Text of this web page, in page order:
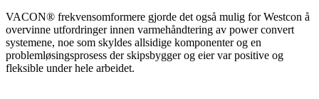
VACON® frekvensomformere gjorde det også mulig for Westcon å
overvinne utfordringer innen varmehåndtering av power convert
systemene, noe som skyldes allsidige komponenter og en
problemløsingsprosess der skipsbygger og eier var positive og
fleksible under hele arbeidet.